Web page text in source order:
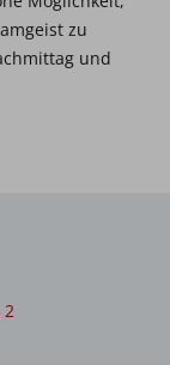
zu
und
2